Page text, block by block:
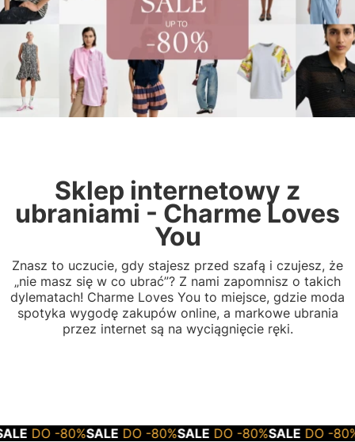
Sklep internetowy z
ubraniami - Charme Loves
You
Znasz to uczucie, gdy stajesz przed szafą i czujesz, że
„nie masz się w co ubrać”? Z nami zapomnisz o takich
dylematach! Charme Loves You to miejsce, gdzie moda
spotyka wygodę zakupów online, a markowe ubrania
przez internet są na wyciągnięcie ręki.
SALE DO -80%SALE DO -80%SALE DO -80%SALE DO -